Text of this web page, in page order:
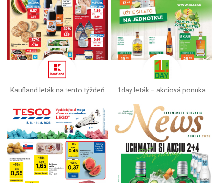
Kaufland leták na tento týždeň 1day leták – akciová ponuka